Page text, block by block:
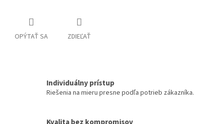
OPÝTAŤ SA ZDIEĽAŤ
Individuálny prístup
Riešenia na mieru presne podľa potrieb zákazníka.